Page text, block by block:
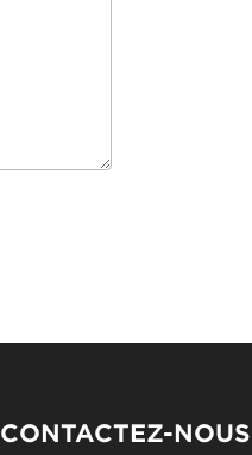
CONTACTEZ-NOUS